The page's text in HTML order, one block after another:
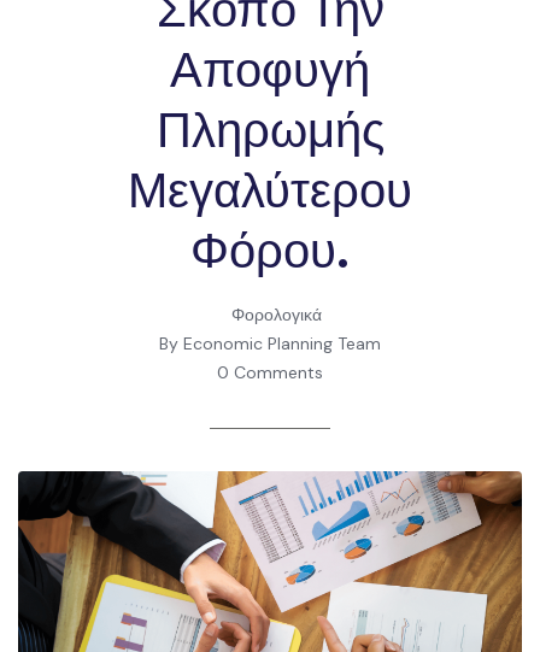
Αποφυγή
Πληρωμής
Μεγαλύτερου
Φόρου.
Φορολογικά
By Economic Planning Team
0 Comments